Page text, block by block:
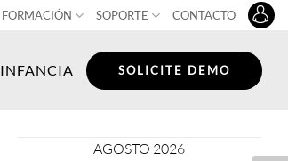
FORMACIÓN SOPORTE CONTACTO
INFANCIA SOLICITE DEMO
AGOSTO 2026